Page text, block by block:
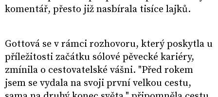
komentář, přesto již nasbírala tisíce lajků.
Gottová se v rámci rozhovoru, který poskytla u
příležitosti začátku sólové pěvecké kariéry,
zmínila o cestovatelské vášni. "Před rokem
jsem se vydala na svoji první velkou cestu,